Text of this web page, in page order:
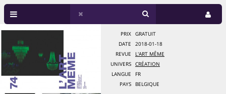
PRIX
GRATUIT
DATE
2018-01-18
REVUE
L'ART MÊME
UNIVERS
CRÉATION
LANGUE
FR
PAYS
BELGIQUE